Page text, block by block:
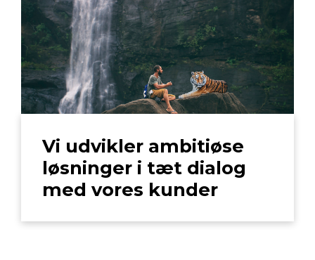
Vi udvikler ambitiøse
løsninger i tæt dialog
med vores kunder